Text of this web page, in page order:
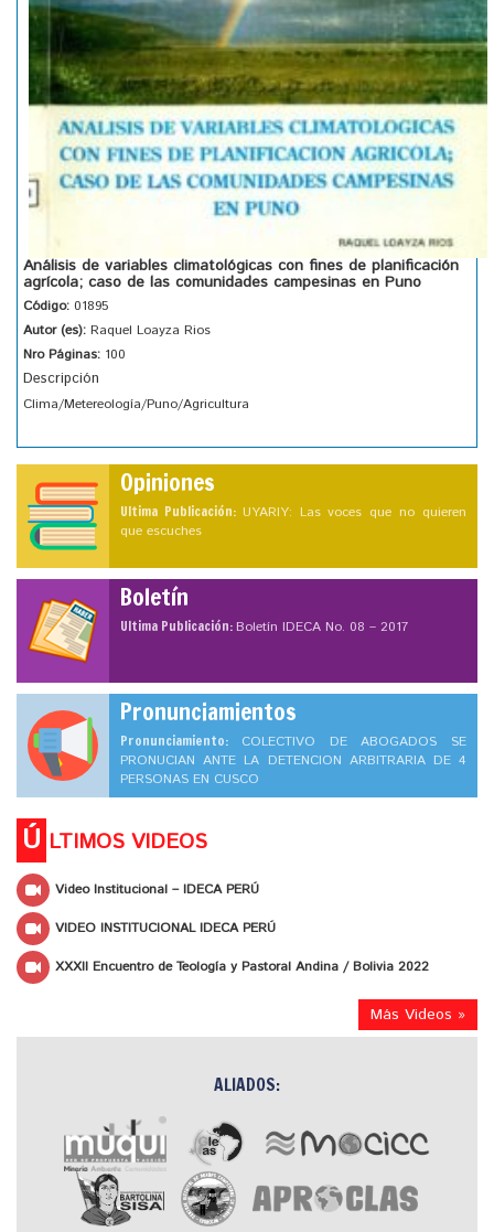
Análisis de variables climatológicas con fines de planificación
agrícola; caso de las comunidades campesinas en Puno
Código: 01895
Autor (es): Raquel Loayza Rios
Nro Páginas: 100
Descripción
Clima/Metereología/Puno/Agricultura
Opiniones
Ultima Publicación: UYARIY: Las voces que no quieren
que escuches
Boletín
Ultima Publicación:Boletín IDECA No. 08 – 2017
Pronunciamientos
Pronunciamiento: COLECTIVO DE ABOGADOS SE
PRONUCIAN ANTE LA DETENCION ARBITRARIA DE 4
PERSONAS EN CUSCO
Ú LTIMOS VIDEOS
Video Institucional – IDECA PERÚ
VIDEO INSTITUCIONAL IDECA PERÚ
XXXII Encuentro de Teología y Pastoral Andina / Bolivia 2022
Más Videos »
ALIADOS: